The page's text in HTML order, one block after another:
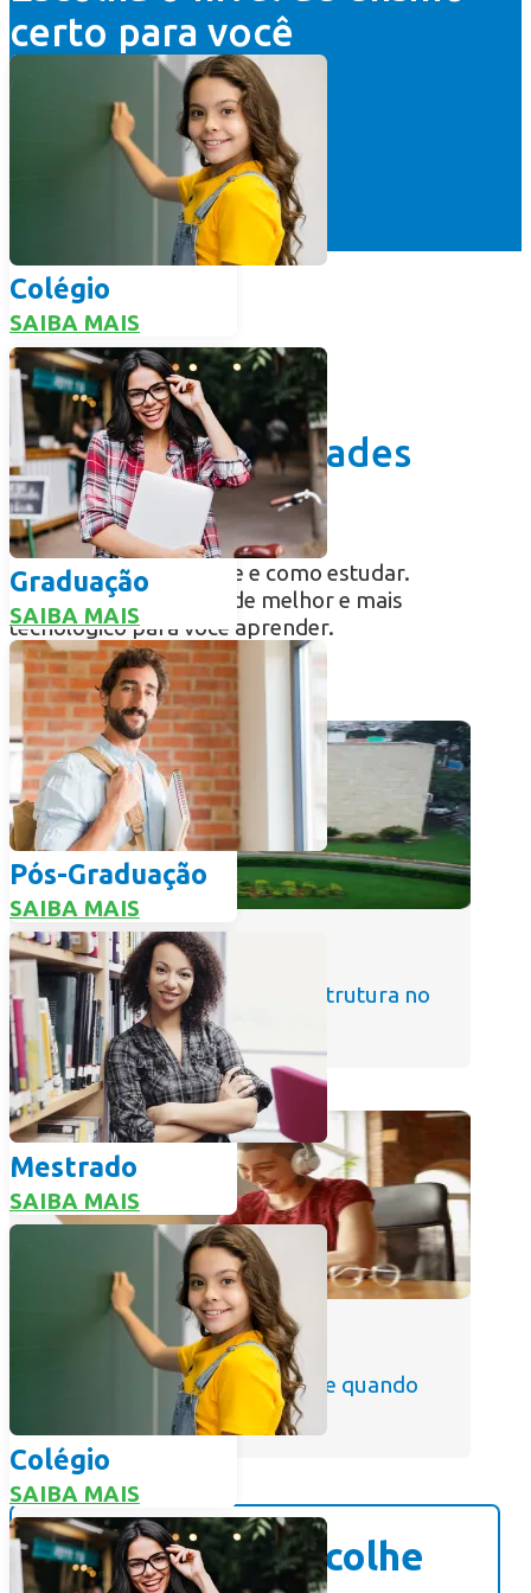
certo para você
Colégio
SAIBA MAIS
Graduação
SAIBA MAIS
Pós-Graduação
SAIBA MAIS
Mestrado
SAIBA MAIS
Colégio
SAIBA MAIS
Todas as modalidades
feitas para você
Aqui você escolhe onde e como estudar.
Oferecemos o que há de melhor e mais
tecnológico para você aprender.
INSCREVA-SE AGORA
Presencial
Campus com excelente infraestrutura no
centro de Sete Lagoas.
SAIBA MAIS
Estude no seu tempo, de onde e quando
quiser.
SAIBA MAIS
Aqui você escolhe